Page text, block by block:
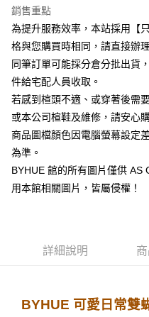
台新國際商業銀行
台灣樂天信用卡公司
元大商業銀行
玉山商業銀行
台灣樂天信用卡公司
聯邦商業銀行
元大商業銀行
玉山商業銀行
台新國際商業銀行
台灣樂天信用卡公司
悠遊付
Google Pay
ATM付款
運送方式
宅配
每筆NT$80，滿NT$1,000(含
每筆NT$280
銷售重點
為提升服務效率，本站採用【
格與您購買時相同，請直接辦
同筆訂單可能採分倉分批出貨
件給宅配人員收取。
若感到楦頭不適、或穿著後需
或本公司楦鞋及維修，請安心購
商品圖檔顏色因電腦螢幕設定
為準。
BYHUE 館的所有圖片僅供 AS
用本館相關圖片，皆屬侵權！
詳細說明
BYHUE 可愛日常雙